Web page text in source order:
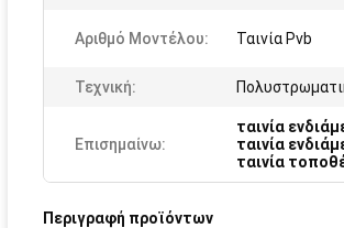
Αριθμό Μοντέλου: Ταινία Pvb
Τεχνική:
Επισημαίνω:
ταινία
ταινία
ταινία
Περιγραφή προϊόντων